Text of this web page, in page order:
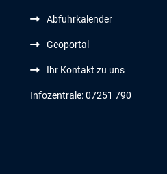
Abfuhrkalender
Geoportal
Ihr Kontakt zu uns
Infozentrale: 07251 790